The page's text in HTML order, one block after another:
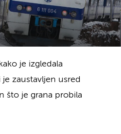
je izgledala
zaustavljen usred
što je grana probila